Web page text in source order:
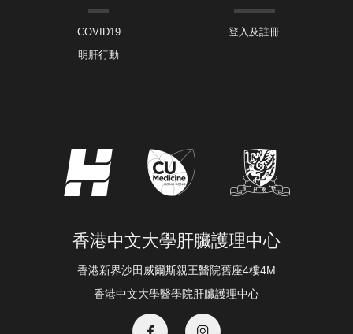
COVID19
明肝行動
登入及註冊
香港中文大學肝臟護理中心
香港新界沙田威爾斯親王醫院舊座4樓4M
香港中文大學醫學院肝臟護理中心